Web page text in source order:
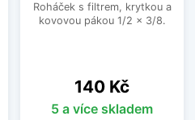
Roháček s filtrem, krytkou a
kovovou pákou 1/2 x 3/8.
Cena
140 Kč
5 a více skladem